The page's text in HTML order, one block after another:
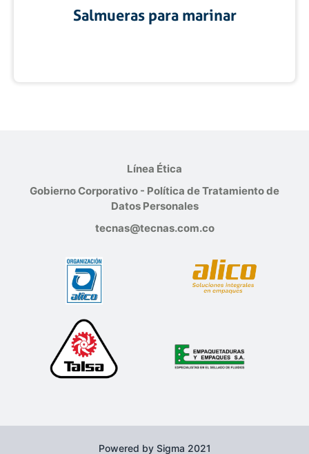
Salmueras para marinar
Línea Ética
Gobierno Corporativo - Política de Tratamiento de
Datos Personales
tecnas@tecnas.com.co
Powered by Sigma 2021